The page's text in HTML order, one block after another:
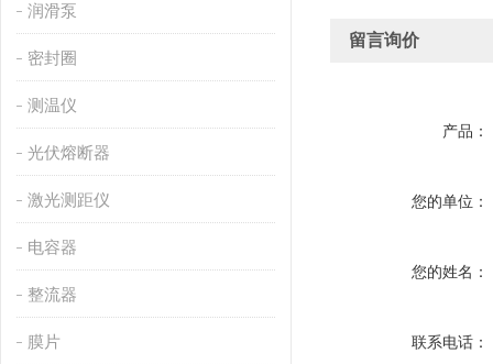
润滑泵
密封圈
测温仪
光伏熔断器
激光测距仪
电容器
整流器
膜片
留言询价
产品：
您的单位：
您的姓名：
联系电话：